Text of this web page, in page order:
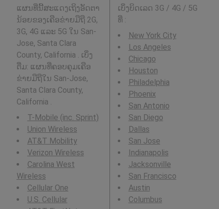
ແຜນທີ່ນີ້ສະແດງເຖິງອັດຕາ
ນ້ອຍຂອງເຄືອຂ່າຍມືຖື 2G,
3G, 4G ແລະ 5G ໃນ San-
Jose, Santa Clara
County, California . ເບິ່ງ
ຕື່ມ: ແຜນທີ່ຄອບຄຸມເຄືອ
ຂ່າຍມືຖືໃນ San-Jose,
Santa Clara County,
California .
T-Mobile (inc. Sprint)
Union Wireless
AT&T Mobility
Verizon Wireless
Carolina West
Wireless
Cellular One
U.S. Cellular
ເບິ່ງບິດເລດ 3G / 4G / 5G
ທີ່ :
New York City
Los Angeles
Chicago
Houston
Philadelphia
Phoenix
San Antonio
San Diego
Dallas
San Jose
Indianapolis
Jacksonville
San Francisco
Austin
Columbus